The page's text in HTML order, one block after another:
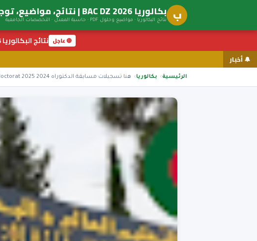
ب بكالوريا BAC DZ 2026 | نتائج، مواضيع، توجيه جامعي
نتائج البكالوريا · مواضيع وحلول PDF · حاسبة المعدل · التخصصات الجامعية
🔴 عاجل نتائج البكالوريا 2026 تُعلَن يوم
🔔 أخبار
الرئيسية بكالوريا هنا تسجيلات مسابقة الدكتوراه 2024 2025 progres mesrs.dz webdoctorat